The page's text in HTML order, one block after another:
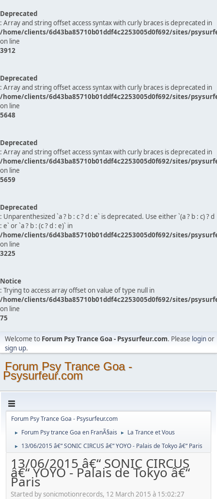
Deprecated
: Array and string offset access syntax with curly braces is deprecated in
/home/clients/6d43ba85710b01ddf4c2253005d0f692/sites/
on line
3912
Deprecated
: Array and string offset access syntax with curly braces is deprecated in
/home/clients/6d43ba85710b01ddf4c2253005d0f692/sites/
on line
5648
Deprecated
: Array and string offset access syntax with curly braces is deprecated in
/home/clients/6d43ba85710b01ddf4c2253005d0f692/sites/
on line
5659
Deprecated
: Unparenthesized `a ? b : c ? d : e` is deprecated. Use either `(a ? b : c) ? d
: e` or `a ? b : (c ? d : e)` in
/home/clients/6d43ba85710b01ddf4c2253005d0f692/sites/
on line
3225
Notice
: Trying to access array offset on value of type null in
/home/clients/6d43ba85710b01ddf4c2253005d0f692/sites/
on line
75
Welcome to Forum Psy Trance Goa - Psysurfeur.com. Please loginor
sign up.
Forum Psy Trance Goa -
Psysurfeur.com
Forum Psy Trance Goa - Psysurfeur.com
► Forum Psy trance Goa en FranÃ§ais ► La Trance et Vous
► 13/06/2015 â€“ SONIC CIRCUS â€“ YOYO - Palais de Tokyo â€“ Paris
13/06/2015 â€“ SONIC CIRCUS
â€“ YOYO - Palais de Tokyo â€“
Paris
Started by sonicmotionrecords, 12 March 2015 à 15:02:27